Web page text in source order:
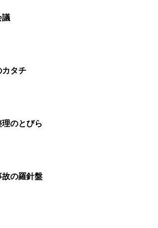
議
カタチ
のとびら
故の羅針盤